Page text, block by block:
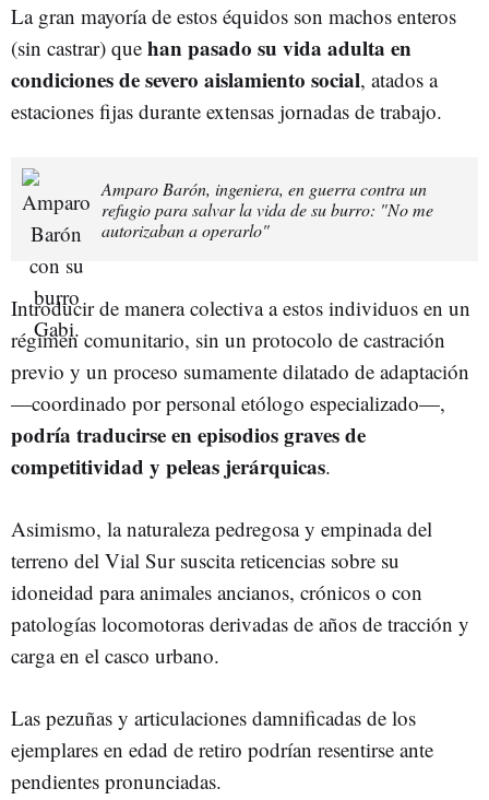
La gran mayoría de estos équidos son machos enteros
(sin castrar) que han pasado su vida adulta en
condiciones de severo aislamiento social, atados a
estaciones fijas durante extensas jornadas de trabajo.
Amparo Barón, ingeniera, en guerra contra un
refugio para salvar la vida de su burro: "No me
autorizaban a operarlo"
Introducir de manera colectiva a estos individuos en un
régimen comunitario, sin un protocolo de castración
previo y un proceso sumamente dilatado de adaptación
—coordinado por personal etólogo especializado—,
podría traducirse en episodios graves de
competitividad y peleas jerárquicas.
Asimismo, la naturaleza pedregosa y empinada del
terreno del Vial Sur suscita reticencias sobre su
idoneidad para animales ancianos, crónicos o con
patologías locomotoras derivadas de años de tracción y
carga en el casco urbano.
Las pezuñas y articulaciones damnificadas de los
ejemplares en edad de retiro podrían resentirse ante
pendientes pronunciadas.